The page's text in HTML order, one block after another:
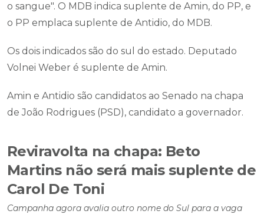
o sangue". O MDB indica suplente de Amin, do PP, e
o PP emplaca suplente de Antidio, do MDB.
Os dois indicados são do sul do estado. Deputado
Volnei Weber é suplente de Amin.
Amin e Antidio são candidatos ao Senado na chapa
de João Rodrigues (PSD), candidato a governador.
Reviravolta na chapa: Beto
Martins não será mais suplente de
Carol De Toni
Campanha agora avalia outro nome do Sul para a vaga